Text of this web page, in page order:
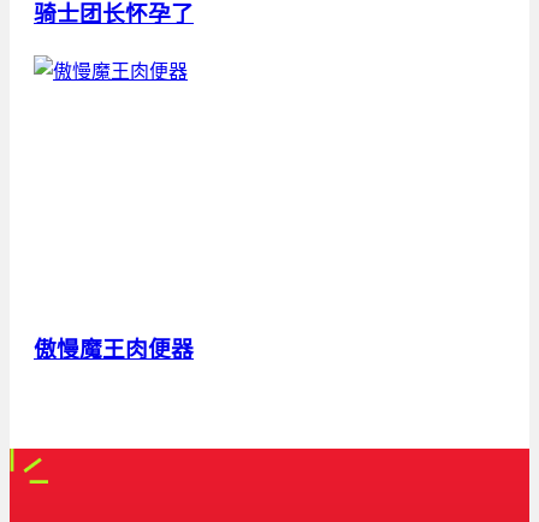
骑士团长怀孕了
傲慢魔王肉便器